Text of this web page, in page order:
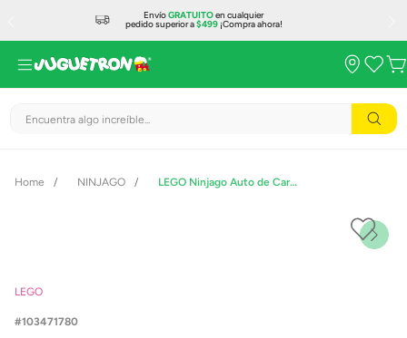
EnvíoGRATUITOen cualquier
pedido superior a$499¡Compra ahora!
Encuentra algo increíble...
NINJAGO LEGO Ninjago Auto de Carreras Ninja EVO de Kai 71780
LEGO
103471780